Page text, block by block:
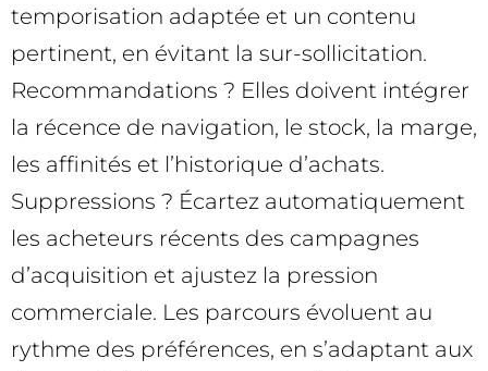
temporisation adaptée et un contenu
pertinent, en évitant la sur-sollicitation.
Recommandations ? Elles doivent intégrer
la récence de navigation, le stock, la marge,
les affinités et l’historique d’achats.
Suppressions ? Écartez automatiquement
les acheteurs récents des campagnes
d’acquisition et ajustez la pression
commerciale. Les parcours évoluent au
rythme des préférences, en s’adaptant aux